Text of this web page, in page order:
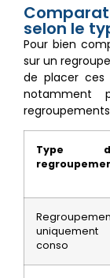
selon le
Pour bien
sur un
de placer ces
notamment
Type
uniquement
conso